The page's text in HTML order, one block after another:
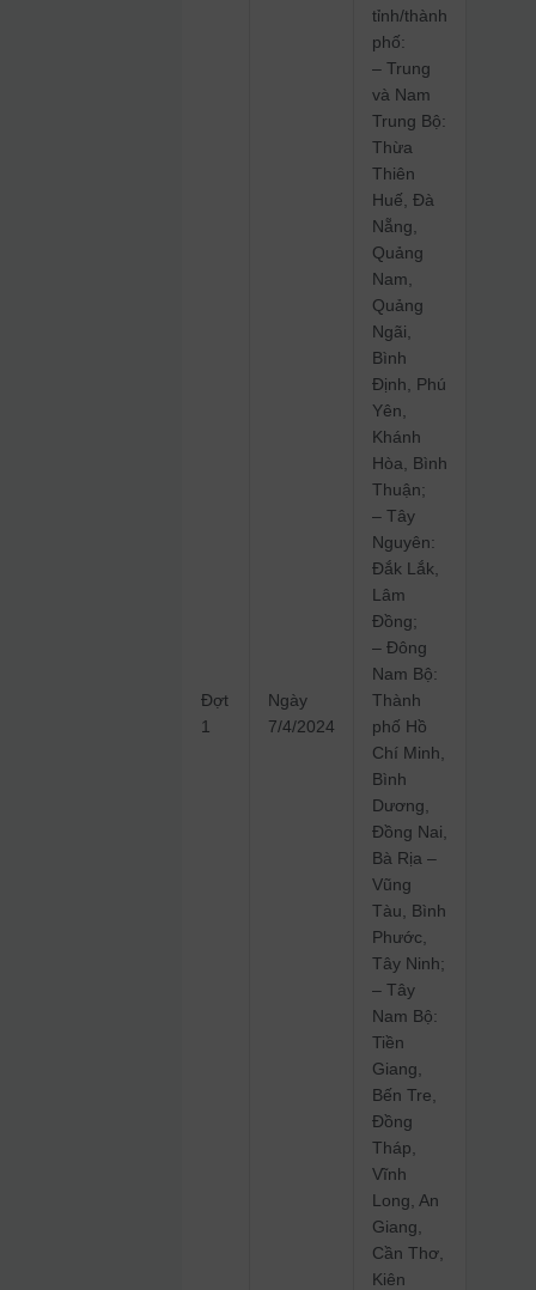
Đợt
1
Ngày
7/4/2024
tỉnh/thành
phố:
– Trung
và Nam
Trung Bộ:
Thừa
Thiên
Huế, Đà
Nẵng,
Quảng
Nam,
Quảng
Ngãi,
Bình
Định, Phú
Yên,
Khánh
Hòa, Bình
Thuận;
– Tây
Nguyên:
Đắk Lắk,
Lâm
Đồng;
– Đông
Nam Bộ:
Thành
phố Hồ
Chí Minh,
Bình
Dương,
Đồng Nai,
Bà Rịa –
Vũng
Tàu, Bình
Phước,
Tây Ninh;
– Tây
Nam Bộ:
Tiền
Giang,
Bến Tre,
Đồng
Tháp,
Vĩnh
Long, An
Giang,
Cần Thơ,
Kiên